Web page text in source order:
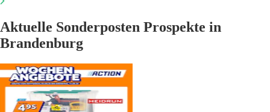
Aktuelle Sonderposten Prospekte in
Brandenburg